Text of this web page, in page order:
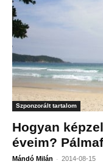
Szponzorált tartalom
Hogyan
éveim?
Mándó Milán - 2014-08-15